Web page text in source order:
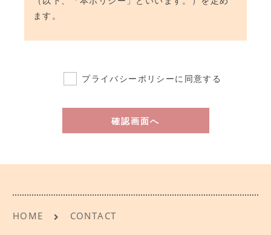
ます。
プライバシー情報のうち「個人情報」と
は、個人情報保護法にいう「個人情報」を
であって、当該情報に含まれる氏名、生年
月日、住所、電話番号、連絡先その他の記
指します。
特性情報」とは、上記に定める「個人情
サービスやご購入いただいた商品、ご覧に
プライバシーポリシーに同意する
HOME CONTACT